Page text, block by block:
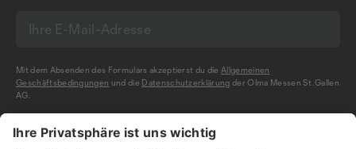
Mit dem Absenden des Formulars akzeptierst du dieAllgemeinen
Geschäftsbedingungen und die Datenschutzerklärung der Olma Messen St.Gallen
AG.
NEWSLETTER BESTELLEN